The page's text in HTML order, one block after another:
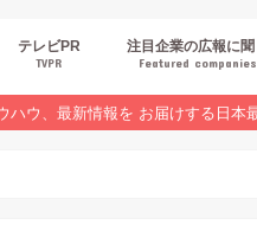
テレビPR
TVPR
注目企業の広報に聞
Featured companies
ウ、最新情報を お届けする日本